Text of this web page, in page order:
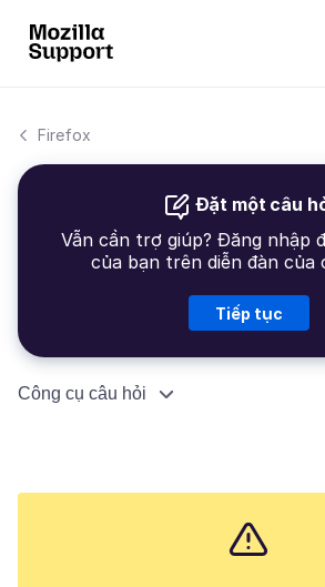
Firefox
Đặt một câu
Vẫn cần trợ giúp? Đăng nhập
của bạn trên diễn đàn của
Tiếp tục
Công cụ câu hỏi